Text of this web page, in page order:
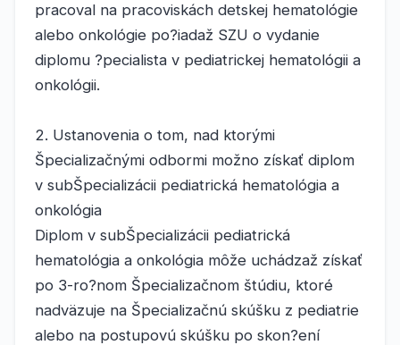
pracoval na pracoviskách detskej hematológie
alebo onkológie po?iadaž SZU o vydanie
diplomu ?pecialista v pediatrickej hematológii a
onkológii.
2. Ustanovenia o tom, nad ktorými
Špecializačnými odbormi možno získať diplom
v subŠpecializácii pediatrická hematológia a
onkológia
Diplom v subŠpecializácii pediatrická
hematológia a onkológia môže uchádzaž získať
po 3-ro?nom Špecializačnom štúdiu, ktoré
nadväzuje na Špecializačnú skúšku z pediatrie
alebo na postupovú skúšku po skon?ení